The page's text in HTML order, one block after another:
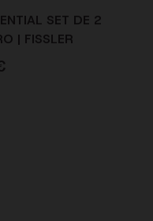
SET DE 2
| FISSLER